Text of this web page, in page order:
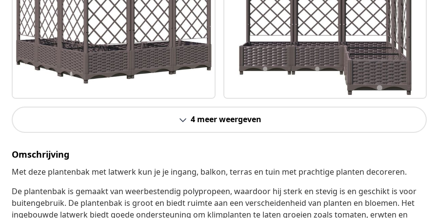
4 meer weergeven
Omschrijving
Met deze plantenbak met latwerk kun je je ingang, balkon, terras en tuin met prachtige planten decoreren.
De plantenbak is gemaakt van weerbestendig polypropeen, waardoor hij sterk en stevig is en geschikt is voor
buitengebruik. De plantenbak is groot en biedt ruimte aan een verscheidenheid van planten en bloemen. Het
ingebouwde latwerk biedt goede ondersteuning om klimplanten te laten groeien zoals tomaten, erwten en